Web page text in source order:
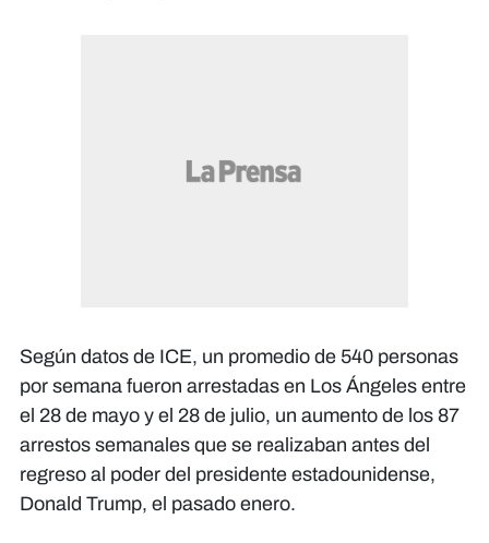
Según datos de ICE, un promedio de 540 personas
por semana fueron arrestadas en Los Ángeles entre
el 28 de mayo y el 28 de julio, un aumento de los 87
arrestos semanales que se realizaban antes del
regreso al poder del presidente estadounidense,
Donald Trump, el pasado enero.